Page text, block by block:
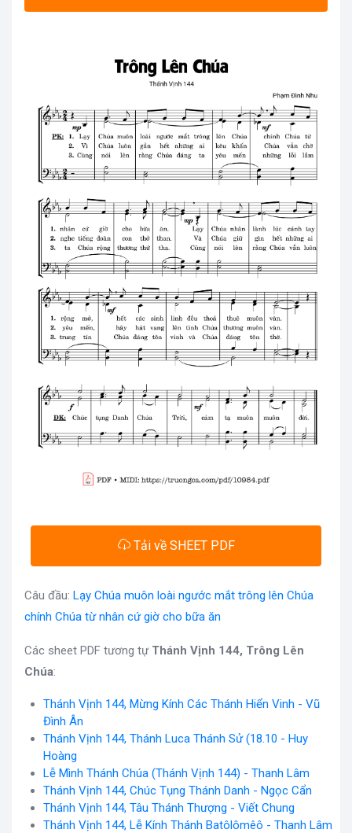
Tải về SHEET PDF
Câu đầu: Lạy Chúa muôn loài ngước mắt trông lên Chúa
chính Chúa từ nhân cứ giờ cho bữa ăn
Các sheet PDF tương tự Thánh Vịnh 144, Trông Lên
Chúa:
Thánh Vịnh 144, Mừng Kính Các Thánh Hiển Vinh - Vũ
Đình Ân
Thánh Vịnh 144, Thánh Luca Thánh Sử (18.10 - Huy
Hoàng
Lễ Mình Thánh Chúa (Thánh Vịnh 144) - Thanh Lâm
Thánh Vịnh 144, Chúc Tụng Thánh Danh - Ngọc Cẩn
Thánh Vịnh 144, Tâu Thánh Thượng - Viết Chung
Thánh Vịnh 144, Lễ Kính Thánh Batôlômêô - Thanh Lâm